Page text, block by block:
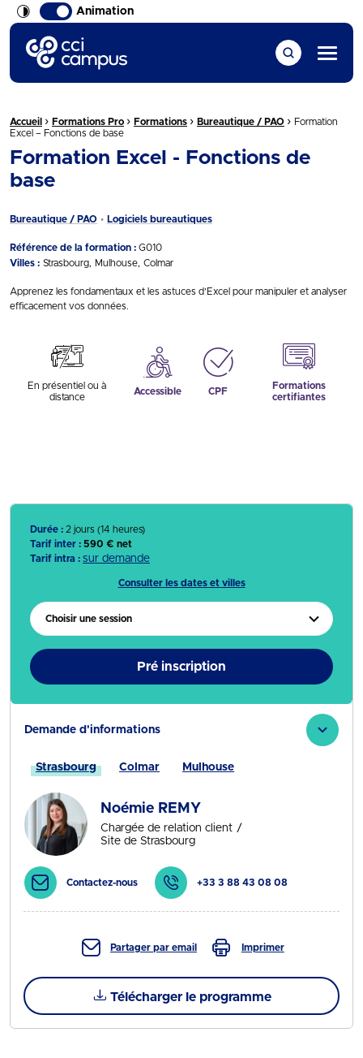
Animation
CCI Campus La formation qui vous ressemble
Menu
Fil d'Ariane :
Accueil › Formations Pro › Formations › Bureautique / PAO › Formation
Excel – Fonctions de base
Formation Excel - Fonctions de
base
Bureautique / PAO Logiciels bureautiques
Référence de la formation : G010
Villes : Strasbourg Mulhouse Colmar
Apprenez les fondamentaux et les astuces d’Excel pour manipuler et analyser
efficacement vos données.
En présentiel ou à
distance
Accessible CPF
Formations
certifiantes
Durée : 2 jours (14 heures)
Tarif inter : 590 € net
Tarif intra : sur demande
Consulter les dates et villes
Choisir une session
Pré inscription
Demande d'informations
Strasbourg Colmar Mulhouse
Noémie REMY
Chargée de relation client
Site de Strasbourg
Contactez-nous +33 3 88 43 08 08
Partager par email Imprimer
Télécharger le programme